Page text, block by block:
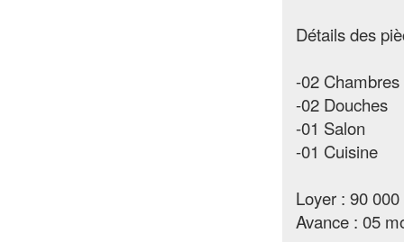
Détails des
-02 Chambres
-02 Douches
-01 Salon
-01 Cuisine
Loyer : 90
Avance : 05